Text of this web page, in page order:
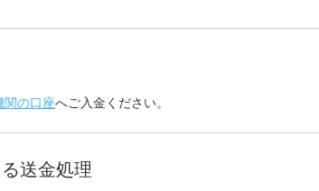
関の口座へご入金ください。
送金処理